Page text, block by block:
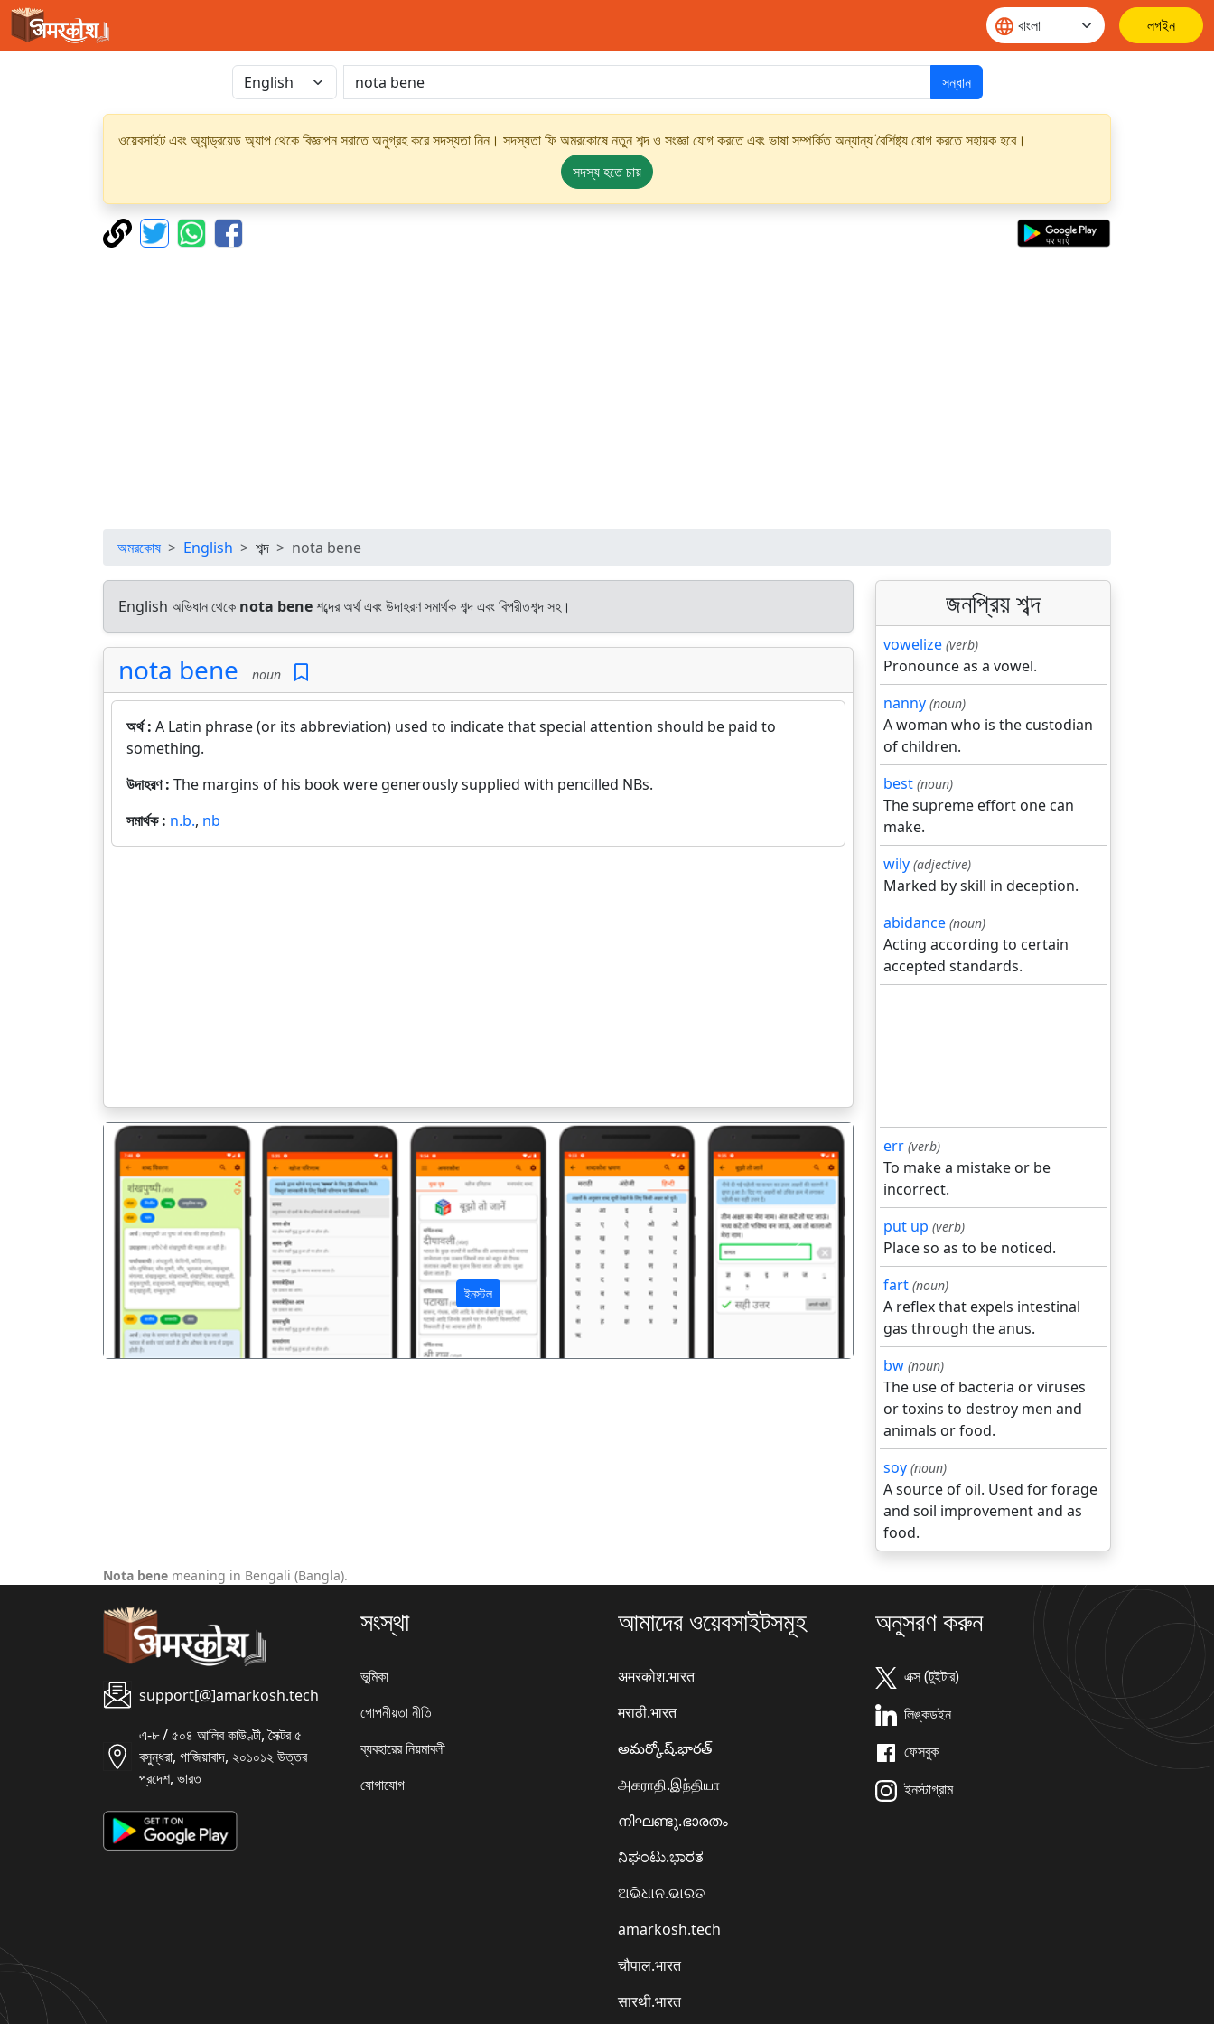
লগইন
সন্ধান
ওয়েবসাইট এবং অ্যান্ড্রয়েড অ্যাপ থেকে বিজ্ঞাপন সরাতে অনুগ্রহ করে সদস্যতা নিন। সদস্যতা ফি অমরকোষে নতুন শব্দ ও সংজ্ঞা যোগ করতে এবং ভাষা সম্পর্কিত অন্যান্য বৈশিষ্ট্য যোগ করতে সহায়ক হবে।
সদস্য হতে চায়
অমরকোষ English শব্দ nota bene
English অভিধান থেকে nota beneশব্দের অর্থ এবং উদাহরণ সমার্থক শব্দ এবং বিপরীতশব্দ সহ।
nota bene noun
অর্থ : A Latin phrase (or its abbreviation) used to indicate that special attention should be paid to
something.
উদাহরণ : The margins of his book were generously supplied with pencilled NBs.
সমার্থক : n.b., nb
ইনস্টল
पिछला अगला
জনপ্রিয় শব্দ
vowelize (verb)
Pronounce as a vowel.
nanny (noun)
A woman who is the custodian
of children.
best (noun)
The supreme effort one can
make.
wily (adjective)
Marked by skill in deception.
abidance (noun)
Acting according to certain
accepted standards.
err (verb)
To make a mistake or be
incorrect.
put up (verb)
Place so as to be noticed.
fart (noun)
A reflex that expels intestinal
gas through the anus.
bw (noun)
The use of bacteria or viruses
or toxins to destroy men and
animals or food.
soy (noun)
A source of oil. Used for forage
and soil improvement and as
food.
Nota bene meaning in Bengali (Bangla).
support[@]amarkosh.tech
এ-৮ / ৫০৪ আলিব কাউণ্টী, সৈক্টর ৫
বসুন্ধরা, গাজিয়াবাদ, ২০১০১২ উত্তর
প্রদেশ, ভারত
সংস্থা
ভূমিকা
গোপনীয়তা নীতি
ব্যবহারের নিয়মাবলী
যোগাযোগ
আমাদের ওয়েবসাইটসমূহ
अमरकोश.भारत
मराठी.भारत
అమర్కోష్.భారత్
அகராதி.இந்தியா
നിഘണ്ടു.ഭാരതം
ನಿಘಂಟು.ಭಾರತ
ଅଭିଧାନ.ଭାରତ
amarkosh.tech
चौपाल.भारत
सारथी.भारत
অনুসরণ করুন
এক্স (টুইটার)
লিঙ্কডইন
ফেসবুক
ইনস্টাগ্রাম